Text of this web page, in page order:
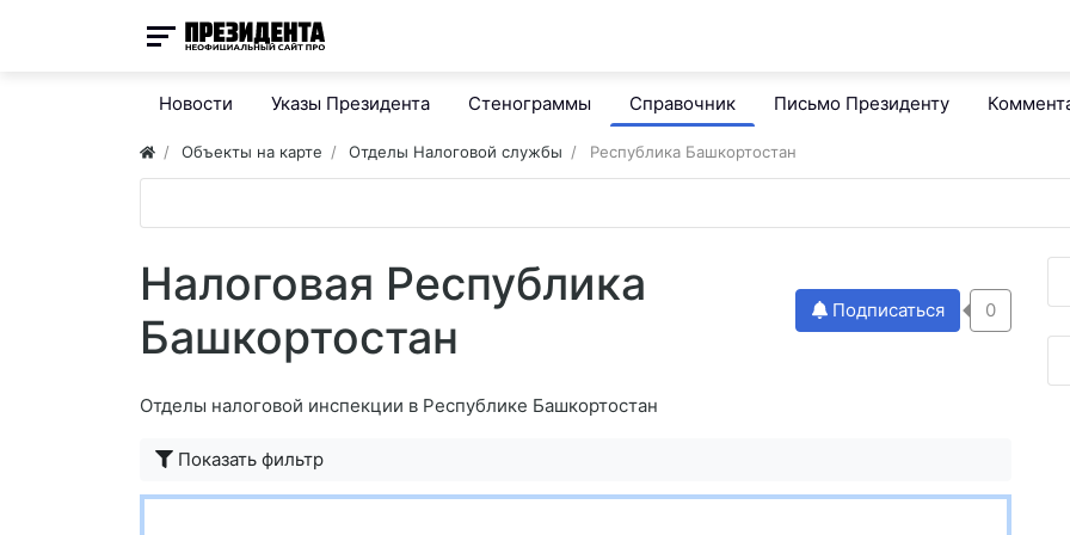
Новости Указы Президента Стенограммы Справочник Письмо Президенту
Объекты на карте Отделы Налоговой службы Республика Башкортостан
Налоговая Республика
Башкортостан
Подписаться 0
Отделы налоговой инспекции в Республике Башкортостан
Показать фильтр